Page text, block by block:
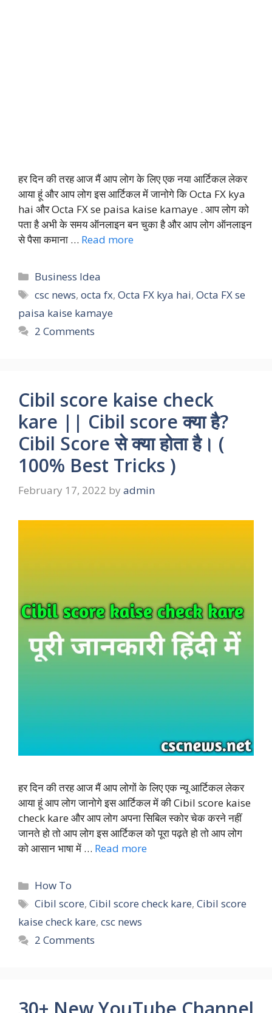
हर दिन की तरह आज मैं आप लोग के लिए एक नया आर्टिकल लेकर
आया हूं और आप लोग इस आर्टिकल में जानोगे कि Octa FX kya
hai और Octa FX se paisa kaise kamaye . आप लोग को
पता है अभी के समय ऑनलाइन बन चुका है और आप लोग ऑनलाइन
से पैसा कमाना … Read more
Categories
Business Idea
Tags
csc news,octa fx,Octa FX kya hai,Octa FX se
paisa kaise kamaye
2 Comments
Cibil score kaise check
kare || Cibil score क्या है?
Cibil Score से क्या होता है। (
100% Best Tricks )
February 17, 2022 by admin
हर दिन की तरह आज मैं आप लोगों के लिए एक न्यू आर्टिकल लेकर
आया हूं आप लोग जानोगे इस आर्टिकल में की Cibil score kaise
check kare और आप लोग अपना सिबिल स्कोर चेक करने नहीं
जानते हो तो आप लोग इस आर्टिकल को पूरा पढ़ते हो तो आप लोग
को आसान भाषा में … Read more
Categories
How To
Tags
Cibil score,Cibil score check kare,Cibil score
kaise check kare, csc news
2 Comments